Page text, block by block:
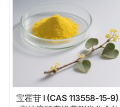
宝霍苷 I (CAS 113558-15-9) |